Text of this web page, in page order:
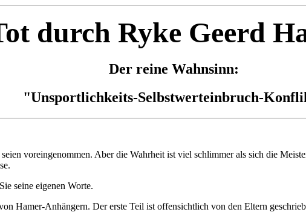
durch Ryke Geerd
Der reine Wahnsinn:
"Unsportlichkeits-Selbstwerteinbruch-
voreingenommen. Aber die Wahrheit ist viel schlimmer als sich die
seine eigenen Worte.
Hamer-Anhängern. Der erste Teil ist offensichtlich von den Eltern